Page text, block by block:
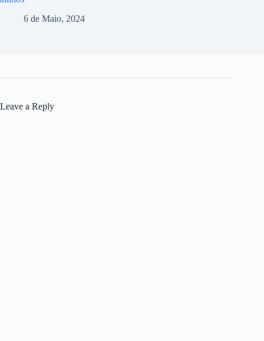
6 de Maio, 2024
Leave a Reply